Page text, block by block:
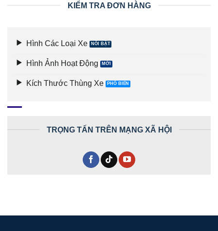
KIỂM TRA ĐƠN HÀNG
Hình Các Loại Xe
Hình Ảnh Hoạt Động
Kích Thước Thùng Xe
TRỌNG TẤN TRÊN MẠNG XÃ HỘI